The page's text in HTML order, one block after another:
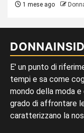
1 mese ago
E' un punto di
tempi e sa come
mondo della moda
grado di affrontare
caratterizzano la